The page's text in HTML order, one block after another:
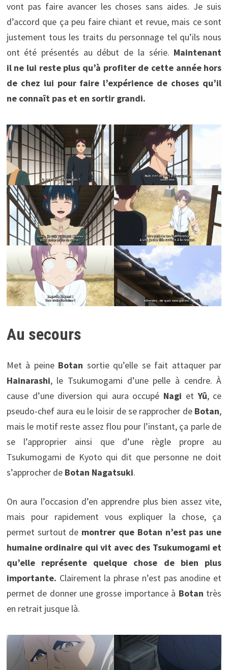
vont pas faire avancer les choses sans aides. Je suis
d’accord que ça peu faire chiant et revue, mais ce sont
justement tous les traits du personnage tel qu’ils nous
ont été présentés au début de la série. Maintenant
il ne lui reste plus qu’à profiter de cette année hors
de chez lui pour faire l’expérience de choses qu’il
ne connaît pas et en sortir grandi.
Au secours
Met à peine Botan sortie qu’elle se fait attaquer par
Hainarashi, le Tsukumogami d’une pelle à cendre. À
cause d’une diversion qui aura occupé Nagi etYû, ce
pseudo-chef aura eu le loisir de se rapprocher de Botan,
mais le motif reste assez flou pour l’instant, ça parle de
se l’approprier ainsi que d’une règle propre au
Tsukumogami de Kyoto qui dit que personne ne doit
s’approcher de Botan Nagatsuki.
On aura l’occasion d’en apprendre plus bien assez vite,
mais pour rapidement vous expliquer la chose, ça
permet surtout de montrer que Botan n’est pas une
humaine ordinaire qui vit avec des Tsukumogami et
qu’elle représente quelque chose de bien plus
importante. Clairement la phrase n’est pas anodine et
permet de donner une grosse importance à Botan très
en retrait jusque là.